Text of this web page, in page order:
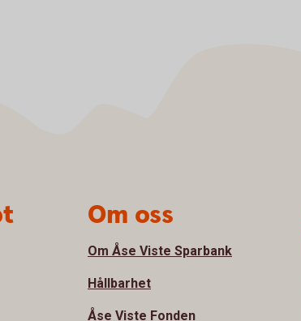
Om oss
Om Åse Viste Sparbank
Hållbarhet
Åse Viste Fonden